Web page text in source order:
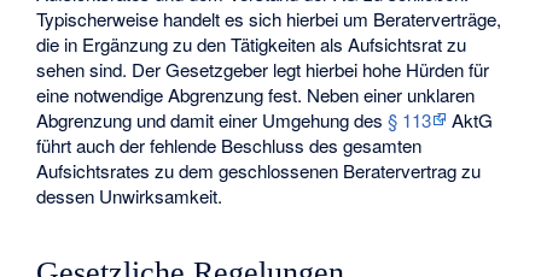
Typischerweise handelt es sich hierbei um Beraterverträge,
die in Ergänzung zu den Tätigkeiten als Aufsichtsrat zu
sehen sind. Der Gesetzgeber legt hierbei hohe Hürden für
eine notwendige Abgrenzung fest. Neben einer unklaren
Abgrenzung und damit einer Umgehung des§ 113
AktG
führt auch der fehlende Beschluss des gesamten
Aufsichtsrates zu dem geschlossenen Beratervertrag zu
dessen Unwirksamkeit.